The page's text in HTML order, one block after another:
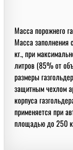
Масса порожнего
Масса заполнения
кг., при
литров (85% от
размеры
защитным чехлом
корпуса
применяется при
площадью до 250